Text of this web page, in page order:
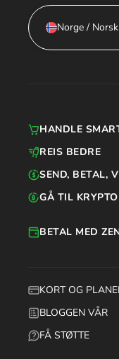
Norge /
KORT OG
BLOGGEN VÅR
FÅ STØTTE
BETAL MED
HANDLE
REIS BEDRE
SEND, BETAL,
GÅ TIL KRYPTO